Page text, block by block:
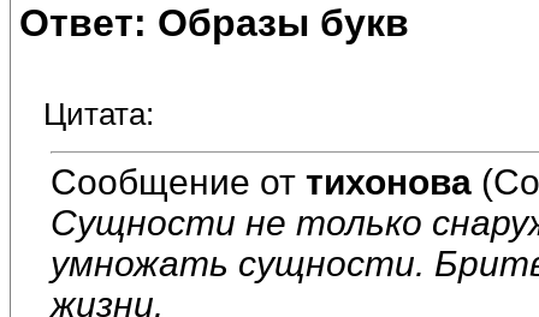
Ответ: Образы букв
Цитата:
Сообщение от тихонова
Сущности не только
умножать сущности.
жизни.